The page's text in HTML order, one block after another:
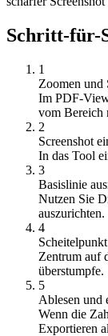
Schritt-für-
1
Zoomen und
Im PDF-
vom Bereich
2
Screenshot
In das Tool
3
Basislinie
Nutzen Sie
auszurichten.
4
Zentrum auf
überstumpfe.
5
Ablesen und
Wenn die
Exportieren